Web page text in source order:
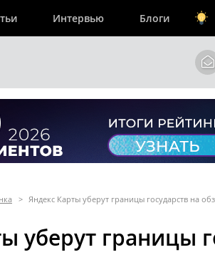
Интервью Блоги
> Яндекс Карты уберут границы государств на
уберут границы